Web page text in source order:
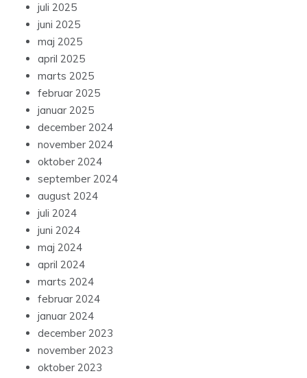
juli 2025
juni 2025
maj 2025
april 2025
marts 2025
februar 2025
januar 2025
december 2024
november 2024
oktober 2024
september 2024
august 2024
juli 2024
juni 2024
maj 2024
april 2024
marts 2024
februar 2024
januar 2024
december 2023
november 2023
oktober 2023